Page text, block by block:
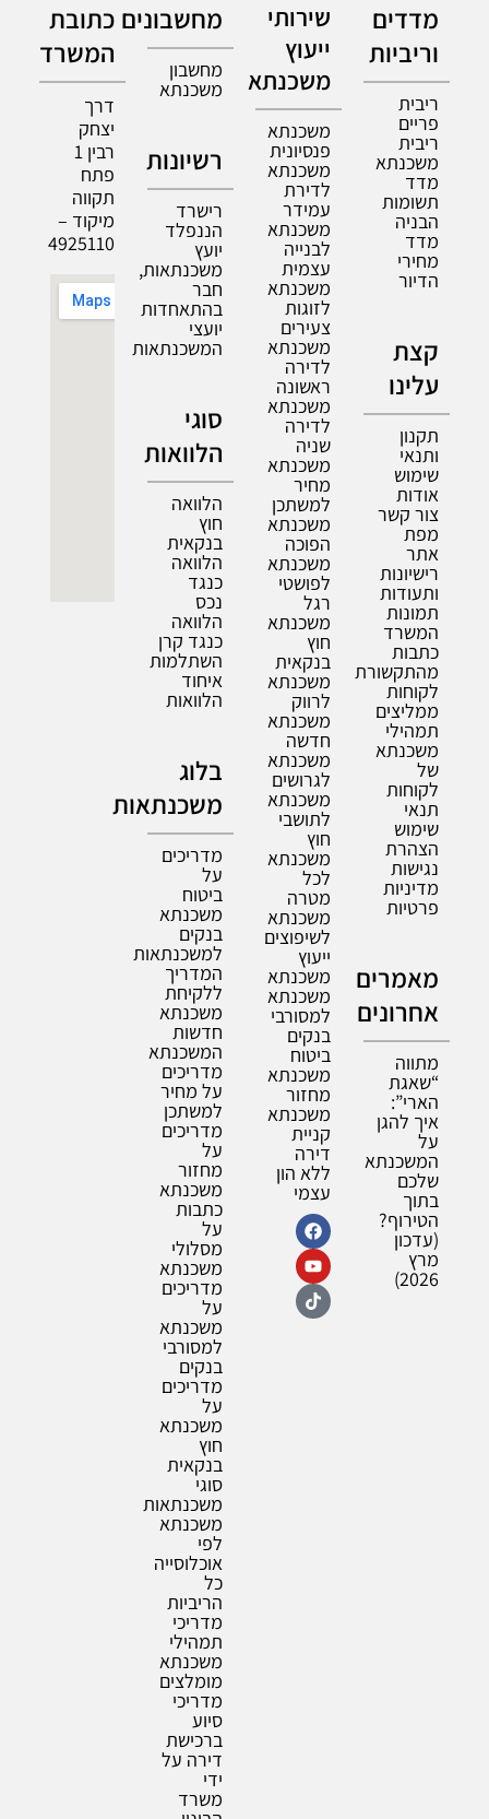
מדדים
וריביות
ריבית
פריים
ריבית
משכנתא
מדד
תשומות
הבניה
מדד
מחירי
הדיור
קצת
עלינו
תקנון
ותנאי
שימוש
אודות
צור קשר
מפת
אתר
רישיונות
ותעודות
תמונות
המשרד
כתבות
מהתקשורת
לקוחות
ממליצים
תמהילי
משכנתא
של
לקוחות
תנאי
שימוש
הצהרת
נגישות
מדיניות
פרטיות
מאמרים
אחרונים
מתווה
“שאגת
הארי”:
איך להגן
על
המשכנתא
שלכם
בתוך
הטירוף?
(עדכון
מרץ
2026)
שירותי
ייעוץ
משכנתא
משכנתא
פנסיונית
משכנתא
לדירת
עמידר
משכנתא
לבנייה
עצמית
משכנתא
לזוגות
צעירים
משכנתא
לדירה
ראשונה
משכנתא
לדירה
שניה
משכנתא
מחיר
למשתכן
משכנתא
הפוכה
משכנתא
לפושטי
רגל
משכנתא
חוץ
בנקאית
משכנתא
לרווק
משכנתא
חדשה
משכנתא
לגרושים
משכנתא
לתושבי
חוץ
משכנתא
לכל
מטרה
משכנתא
לשיפוצים
ייעוץ
משכנתא
משכנתא
למסורבי
בנקים
ביטוח
משכנתא
מחזור
משכנתא
קניית
דירה
ללא הון
עצמי
מחשבונים
מחשבון
משכנתא
רשיונות
רישרד
הננפלד
יועץ
משכנתאות,
חבר
בהתאחדות
יועצי
המשכנתאות
סוגי
הלוואות
הלוואה
חוץ
בנקאית
הלוואה
כנגד
נכס
הלוואה
כנגד קרן
השתלמות
איחוד
הלוואות
בלוג
משכנתאות
מדריכים
על
ביטוח
משכנתא
בנקים
למשכנתאות
המדריך
ללקיחת
משכנתא
חדשות
המשכנתא
מדריכים
על מחיר
למשתכן
מדריכים
על
מחזור
משכנתא
כתבות
על
מסלולי
משכנתא
מדריכים
על
משכנתא
למסורבי
בנקים
מדריכים
על
משכנתא
חוץ
בנקאית
סוגי
משכנתאות
משכנתא
לפי
אוכלוסייה
כל
הריביות
מדריכי
תמהילי
משכנתא
מומלצים
מדריכי
סיוע
ברכישת
דירה על
ידי
משרד
כתובת
המשרד
דרך
יצחק
רבין 1
פתח
תקווה
מיקוד –
4925110